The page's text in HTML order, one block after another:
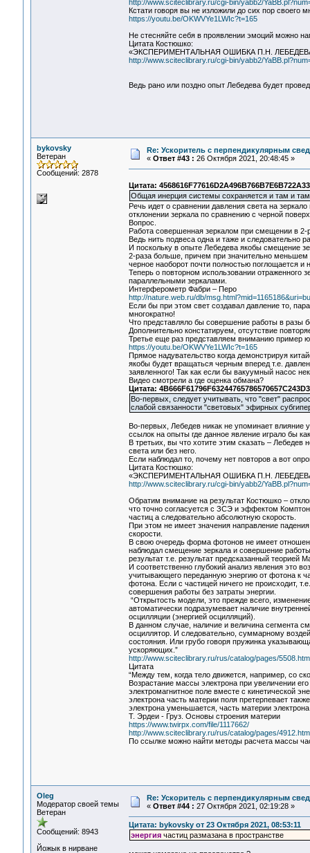
http://www.sciteclibrary.ru/cgi-bin/yabb2/
Кстати говоря вы не изложили до сих пор своего
https://youtu.be/OKWVYe1LWIc?t=165
Не стесняйте себя в проявлении эмоций можно
Цитата Костюшко:
«ЭКСПЕРИМЕНТАЛЬНАЯ ОШИБКА П.Н.
http://www.sciteclibrary.ru/cgi-bin/yabb2/
Ведь рано или поздно опыт Лебедева будет
bykovsky
Ветеран
Сообщений: 2878
Re: Ускоритель с перпендикулярным
« Ответ #43 : 26 Октября 2021, 20:48:45 »
Цитата:
Общая инерция системы сохраняется и там и
Речь идет о сравнении давления света на
отклонении зеркала по сравнению с черной
Вопрос.
Работа совершенная зеркалом при смещении в
Ведь нить подвеса одна и таже и следовательно
И поскольку в опыте Лебедева якобы смещение
2-раза больше, причем при значительно меньшем
черное наоборот почти полностью поглощается и
Теперь о повторном использовании отраженного
параллельными зеркалами.
Интерферометр Фабри – Перо
http://nature.web.ru/db/
Если бы при этом свет создавал давление то,
многократно!
Что представляло бы совершение работы в разы
Дополнительно констатируем, отсутствие
Третье еще раз представляем вниманию пример
https://youtu.be/OKWVYe1LWIc?t=165
Прямое надувательство когда демонстрируя
якобы будет вращаться черным вперед т.е.
заявленного! Так как если бы вакуумный насос
Видео смотрели а где оценка обмана?
Цитата:
Во-первых, следует учитывать, что "свет"
слабой связанности "световых" эфирных
Во-первых, Лебедев никак не упоминает влияние
ссылок на опыты где данное явление играло бы
В третьих, вы что хотите этим сказать –
света или без него.
Если наблюдал то, почему нет повторов а вот
Цитата Костюшко:
«ЭКСПЕРИМЕНТАЛЬНАЯ ОШИБКА П.Н.
http://www.sciteclibrary.ru/cgi-bin/yabb2/
Обратим внимание на результат Костюшко –
что точно согласуется с ЗСЭ и эффектом
частиц а следовательно абсолютную скорость.
При этом не имеет значения направление
скорости.
В свою очередь форма фотонов не имеет
наблюдал смещение зеркала и совершение
результат т.е. результат предсказанный теорией
И соответственно глубокий анализ явления это
учитывающего переданную энергию от фотона к
фотона. Если с частицей ничего не происходит,
совершения работы без затраты энергии.
“Открытость модели, это прежде всего,
автоматически подразумевает наличие
осцилляции (энергией осцилляций).
В данном случае, наличие и величина сегмента
осциллятор. И следовательно, суммарному
состояния. Или грубо говоря пружинка
ускоряющих.”
http://www.sciteclibrary.ru/rus/catalog/pages/
Цитата
“Между тем, когда тело движется, например, со
Возрастание массы электрона при увеличении
электромагнитное поле вместе с кинетической
электрона часть материи поля претерпевает
электрона уменьшается, часть материи
Т. Эрдеи - Груз. Основы строения материи
https://www.twirpx.com/file/1117662/
http://www.sciteclibrary.ru/rus/catalog/pages/
По ссылке можно найти методы расчета массы
Oleg
Модератор своей темы
Ветеран
Сообщений: 8943
Йожык в нирване
Re: Ускоритель с перпендикулярным
« Ответ #44 : 27 Октября 2021, 02:19:28 »
Цитата: bykovsky от 23 Октября 2021, 08:53:11
энергиячастиц размазана в пространстве